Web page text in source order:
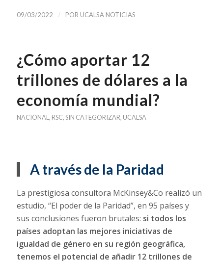
09/03/2022 / POR UCALSA NOTICIAS
¿Cómo aportar 12
trillones de dólares a la
economía mundial?
NACIONAL , RSC,SIN CATEGORIZAR, UCALSA
A través de la Paridad
La prestigiosa consultora McKinsey&Co realizó un
estudio, “El poder de la Paridad”, en 95 países y
sus conclusiones fueron brutales: si todos los
países adoptan las mejores iniciativas de
igualdad de género en su región geográfica,
tenemos el potencial de añadir 12 trillones de